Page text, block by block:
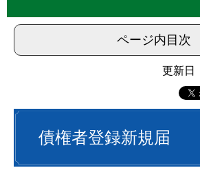
ページ内目次
更新日
債権者登録新規届